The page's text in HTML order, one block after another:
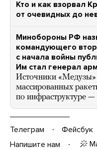
Кто и как взорвал
от очевидных до
Минобороны РФ
командующего
с начала войны
Им стал генерал
Источники «Медузы»
массированных
по инфраструктуре
Телеграм Фейсбук
Напишите нам